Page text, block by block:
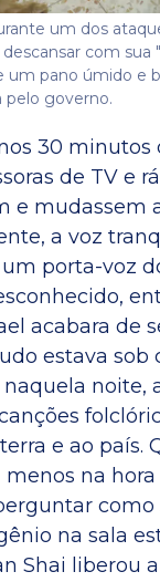
um dos
com sua
um pano úmido e
pelo governo.
30 minutos
de TV e
e mudassem
a voz
porta-voz
acabara de
estava sob
noite,
e ao país.
menos na
como
na sala
Shai liberou